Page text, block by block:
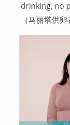
drinking, no
（马丽塔供